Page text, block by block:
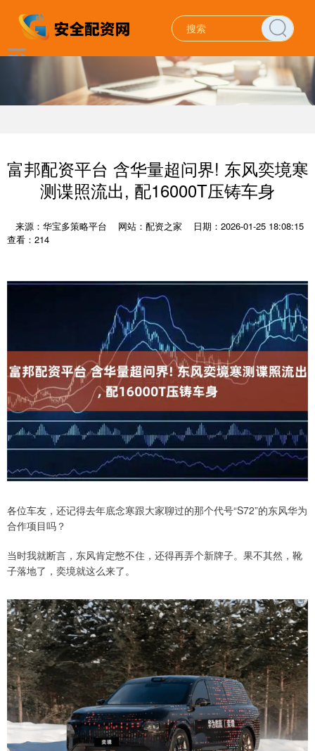
富邦配资平台 含华量超问界! 东风奕境寒
测谍照流出, 配16000T压铸车身
来源：华宝多策略平台 网站：配资之家
日期：2026-01-25 18:08:15
查看：214
各位车友，还记得去年底念寒跟大家聊过的那个代号“S72”的东风华为
合作项目吗？
当时我就断言，东风肯定憋不住，还得再弄个新牌子。果不其然，靴
子落地了，奕境就这么来了。